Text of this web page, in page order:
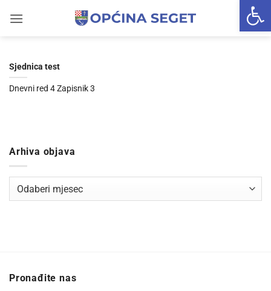
Sjednica test
Dnevni red 4 Zapisnik 3
Arhiva objava
Arhiva
Pronađite nas